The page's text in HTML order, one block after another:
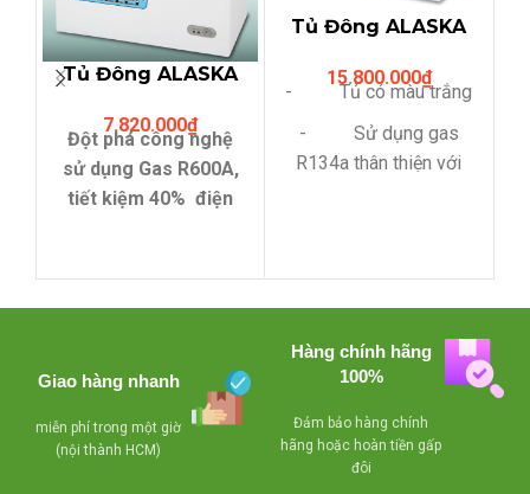
Tủ Đông ALASKA
Lit,hai ngăn đông
mát)
7.820.000₫
Đột phá công nghệ
sử dụng Gas R600A,
tiết kiệm 40% điện
- Lỗ thoát nước
dể dàng vệ sinh
- Có giỏ bên trong
Tủ Đông ALASKA
kính lùa phẳng)
15.800.000₫
- Tủ có màu trắng
- Sử dụng gas
R134a thân thiện với
- Lỗ thoát nước
dể dàng vệ sinh
tủ , tiện lợi cho việc
phân loại sản phẩm
Giao hàng nhanh
miễn phí trong một giờ
(nội thành HCM)
Hàng chính hãng
100%
Đảm bảo hàng chính
hãng hoặc hoàn tiền gấp
đôi